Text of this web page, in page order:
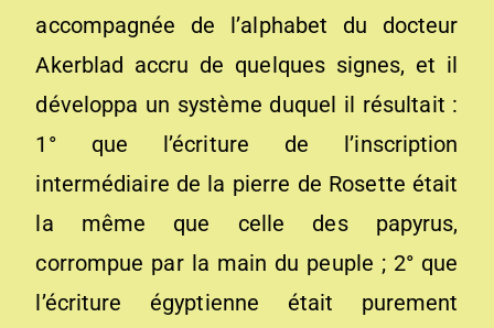
accompagnée de l’alphabet du docteur
Akerblad accru de quelques signes, et il
développa un système duquel il résultait :
1° que l’écriture de l’inscription
intermédiaire de la pierre de Rosette était
la même que celle des papyrus,
corrompue par la main du peuple ; 2° que
l’écriture égyptienne était purement